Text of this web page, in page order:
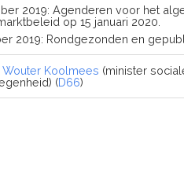
2019: Agenderen voor het
op 15 januari 2020.
2019: Rondgezonden en
Wouter Koolmees (minister
(D66)